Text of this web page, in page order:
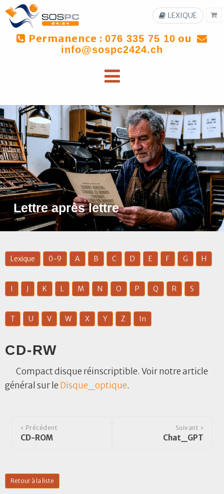
Permanence : 076 335 75 10 ou
info@sospc2424.ch
LEXIQUE
Lettre après lettre
Lexique 0-9 A B C D E F G H
I J K L M N O P Q R S
T U V W X Y Z In
CD-RW
Compact disque réinscriptible. Voir notre article
général sur le Disque_optique.
‹ Précédent
CD-ROM
Suivant ›
Chat_GPT
Retour à la liste